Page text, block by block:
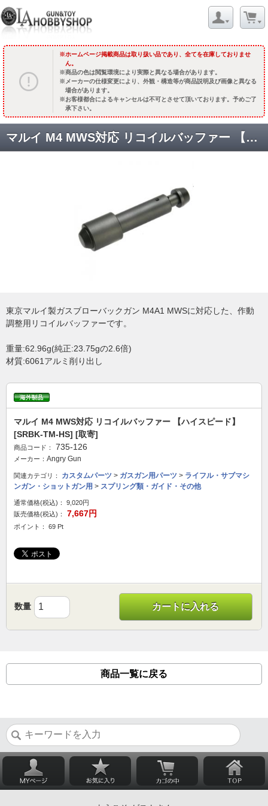
ホームページ掲載商品は取り扱い品であり、全てを在庫しておりませ
ん。
商品の色は閲覧環境により実際と異なる場合があります。
メーカーの仕様変更により、外観・構造等が商品説明及び画像と異なる
場合があります。
お客様都合によるキャンセルは不可とさせて頂いております。予めご了
承下さい。
マルイ M4 MWS対応 リコイルバッファー 【ハイスピード】[SRBK-TM-HS] [取寄]
東京マルイ製ガスブローバックガン M4A1 MWSに対応した、作動
調整用リコイルバッファーです。
重量:62.96g(純正:23.75gの2.6倍)
材質:6061アルミ削り出し
マルイ M4 MWS対応 リコイルバッファー 【ハイスピード】
[SRBK-TM-HS] [取寄]
商品コード： 735-126
メーカー： Angry Gun
関連カテゴリ： カスタムパーツ > ガスガン用パーツ > ライフル・サブマシ
ンガン・ショットガン用 > スプリング類・ガイド・その他
通常価格(税込)：
9,020円
販売価格(税込)：
7,667円
ポイント： 69 Pt
数量 カートに入れる
商品一覧に戻る